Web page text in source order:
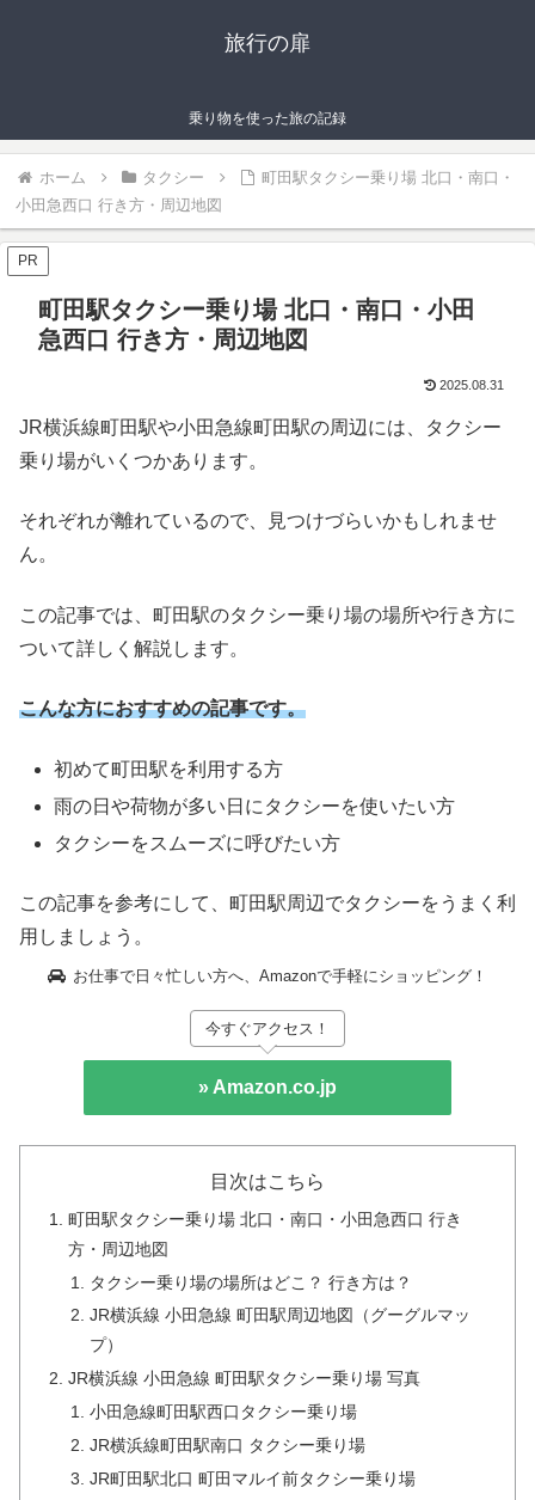
旅行の扉
乗り物を使った旅の記録
ホーム タクシー
町田駅タクシー乗り場 北口・南口・
小田急西口 行き方・周辺地図
PR
町田駅タクシー乗り場 北口・南口・小田
急西口 行き方・周辺地図
2025.08.31
JR横浜線町田駅や小田急線町田駅の周辺には、タクシー
乗り場がいくつかあります。
それぞれが離れているので、見つけづらいかもしれませ
ん。
この記事では、町田駅のタクシー乗り場の場所や行き方に
ついて詳しく解説します。
こんな方におすすめの記事です。
初めて町田駅を利用する方
雨の日や荷物が多い日にタクシーを使いたい方
タクシーをスムーズに呼びたい方
この記事を参考にして、町田駅周辺でタクシーをうまく利
用しましょう。
お仕事で日々忙しい方へ、Amazonで手軽にショッピング！
今すぐアクセス！
» Amazon.co.jp
目次はこちら
町田駅タクシー乗り場 北口・南口・小田急西口 行き
方・周辺地図
タクシー乗り場の場所はどこ？ 行き方は？
JR横浜線 小田急線 町田駅周辺地図（グーグルマッ
プ）
JR横浜線 小田急線 町田駅タクシー乗り場 写真
小田急線町田駅西口タクシー乗り場
JR横浜線町田駅南口 タクシー乗り場
JR町田駅北口 町田マルイ前タクシー乗り場